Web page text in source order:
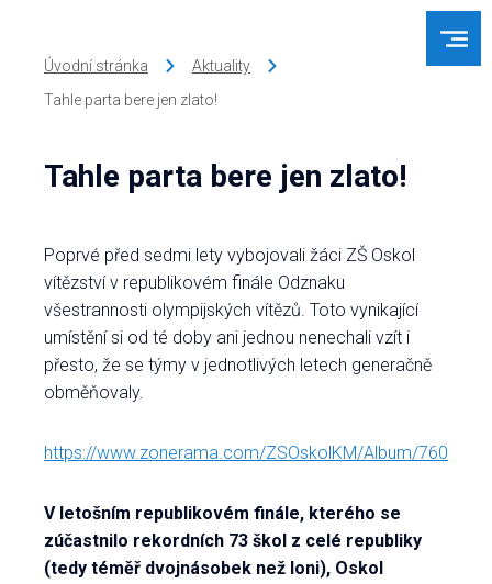
Úvodní stránka
Aktuality
Tahle parta bere jen zlato!
Tahle parta bere jen zlato!
Poprvé před sedmi lety vybojovali žáci ZŠ Oskol
vítězství v republikovém finále Odznaku
všestrannosti olympijských vítězů. Toto vynikající
umístění si od té doby ani jednou nenechali vzít i
přesto, že se týmy v jednotlivých letech generačně
obměňovaly.
https://www.zonerama.com/ZSOskolKM/Album/7602863
V letošním republikovém finále, kterého se
zúčastnilo rekordních 73 škol z celé republiky
(tedy téměř dvojnásobek než loni), Oskol